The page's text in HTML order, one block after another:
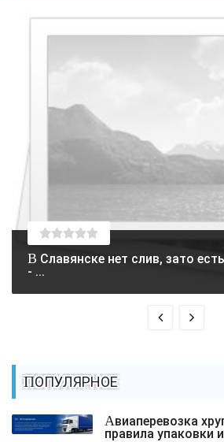
В Славянске нет слив, зато есть новый асфальт
- ...
ПОПУЛЯРНОЕ
Авиаперевозка хрупких грузов:
правила упаковки и